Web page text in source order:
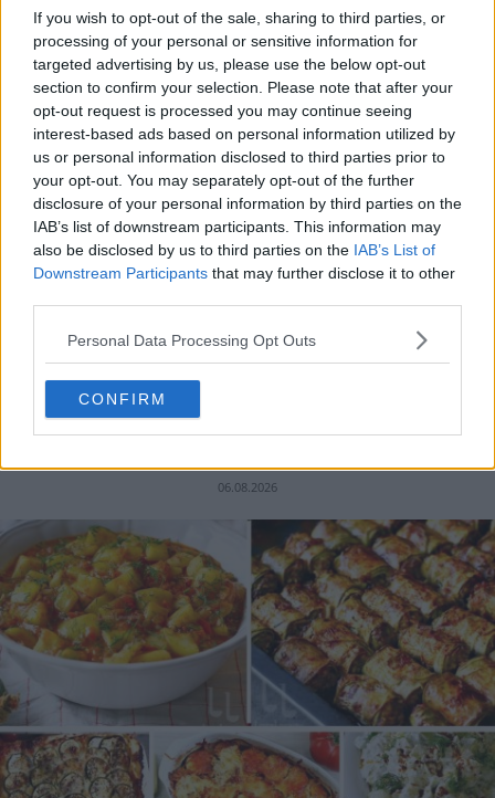
If you wish to opt-out of the sale, sharing to third parties, or
processing of your personal or sensitive information for
targeted advertising by us, please use the below opt-out
section to confirm your selection. Please note that after your
opt-out request is processed you may continue seeing
interest-based ads based on personal information utilized by
us or personal information disclosed to third parties prior to
your opt-out. You may separately opt-out of the further
disclosure of your personal information by third parties on the
IAB’s list of downstream participants. This information may
also be disclosed by us to third parties on the IAB’s List of
Downstream Participants that may further disclose it to other
Personal Data Processing Opt Outs
CONFIRM
ULTIMELE ȘTIRI
06.08.2026